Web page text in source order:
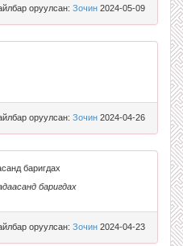
оруулсан: Зочин 2024-05-09
оруулсан: Зочин 2024-04-26
баригдах
баригдах
оруулсан: Зочин 2024-04-23